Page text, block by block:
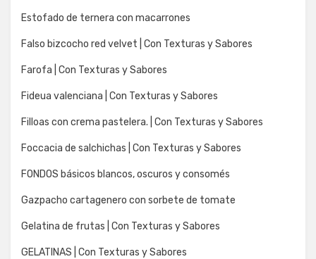
Estofado de ternera con macarrones
Falso bizcocho red velvet | Con Texturas y Sabores
Farofa | Con Texturas y Sabores
Fideua valenciana | Con Texturas y Sabores
Filloas con crema pastelera. | Con Texturas y Sabores
Foccacia de salchichas | Con Texturas y Sabores
FONDOS básicos blancos, oscuros y consomés
Gazpacho cartagenero con sorbete de tomate
Gelatina de frutas | Con Texturas y Sabores
GELATINAS | Con Texturas y Sabores